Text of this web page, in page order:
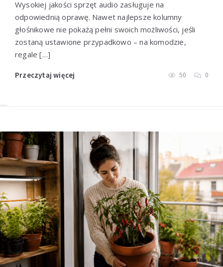
Wysokiej jakości sprzęt audio zasługuje na
odpowiednią oprawę. Nawet najlepsze kolumny
głośnikowe nie pokażą pełni swoich możliwości, jeśli
zostaną ustawione przypadkowo – na komodzie,
regale […]
Przeczytaj więcej 50 0